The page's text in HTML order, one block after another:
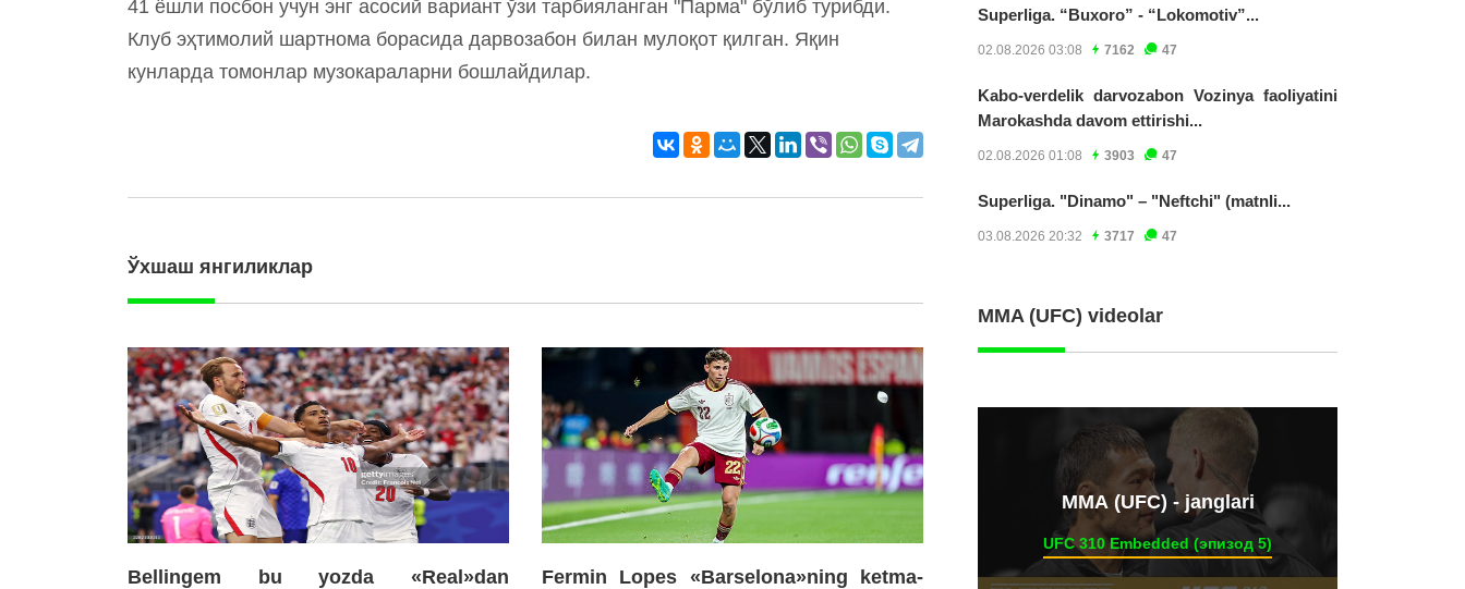
41 ёшли посбон учун энг асосий вариант ўзи тарбияланган "Парма" бўлиб турибди.
Клуб эҳтимолий шартнома борасида дарвозабон билан мулоқот қилган. Яқин
кунларда томонлар музокараларни бошлайдилар.
Ўхшаш янгиликлар
Bellingem bu yozda «Real»dan
Fermin Lopes «Barselona»ning ketma-
Superliga. “Buxoro” - “Lokomotiv”...
02.08.2026 03:08 7162 47
Kabo-verdelik darvozabon Vozinya faoliyatini
Marokashda davom ettirishi...
02.08.2026 01:08 3903 47
Superliga. "Dinamo" – "Neftchi" (matnli...
03.08.2026 20:32 3717 47
MMA (UFC) videolar
ММА (UFC) - janglari
UFC 310 Embedded (эпизод 5)